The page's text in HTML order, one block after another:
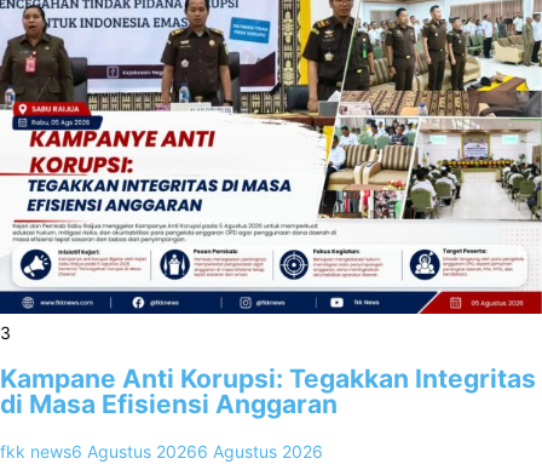
3
Kampane Anti Korupsi: Tegakkan Integritas
di Masa Efisiensi Anggaran
fkk news6 Agustus 20266 Agustus 2026